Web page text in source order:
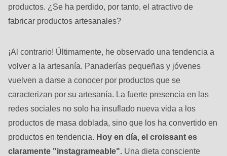
Deprecated
function:
Passing
to
parameter
($string)
of
productos. ¿Se ha perdido, por tanto, el atractivo de
fabricar productos artesanales?
¡Al contrario! Últimamente, he observado una tendencia a
volver a la artesanía. Panaderías pequeñas y jóvenes
vuelven a darse a conocer por productos que se
caracterizan por su artesanía. La fuerte presencia en las
redes sociales no solo ha insuflado nueva vida a los
productos de masa doblada, sino que los ha convertido en
productos en tendencia. Hoy en día, el croissant es
claramente "instagrameable". Una dieta consciente